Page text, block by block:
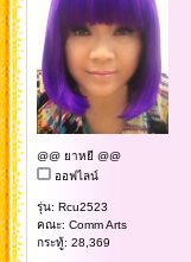
@@ ยาหยี @@
ออฟไลน์
รุ่น: Rcu2523
คณะ: Comm Arts
กระทู้: 28,369